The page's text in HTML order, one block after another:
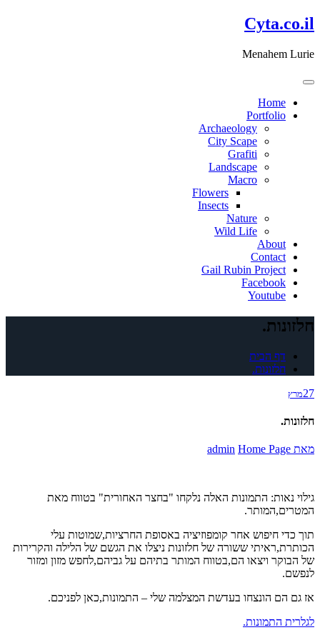
דלג
לתוכן
Cyta.co.il
Menahem Lurie
Home
Portfolio
Archaeology
City Scape
Grafiti
Landscape
Macro
Flowers
Insects
Nature
Wild Life
About
Contact
Gail Rubin Project
Facebook
Youtube
חלזונות.
דף הבית
חלזונות.
27מרץ
חלזונות.
מאת admin Home Page
גילוי נאות: התמונות האלה נלקחו "בחצר האחורית" בטווח מאת
המטרים,המותר.
תוך כדי חיפוש אחר קומפוזיציה באסופת החרציות,שמוטות עלי
הכותרת,ראיתי ששורה של חלזונות ניצלו את הגשם של הלילה והקרירות
של הבוקר ויצאו הם,בטווח המותר בתיהם על גביהם,לחפש מזון ומזור
לנפשם.
אז גם הם הונצחו בעדשת המצלמה שלי – התמונות,כאן לפניכם.
לגלרית התמונות.